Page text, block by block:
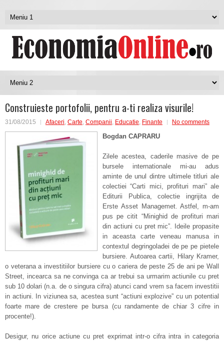
Construieste portofolii, pentru a-ti realiza visurile!
31/08/2015 Afaceri, Carte, Companii, Educatie, Finante No comments
Bogdan CAPRARU
Zilele acestea, caderile masive de pe
bursele internationale mi-au adus
aminte de unul dintre ultimele titluri ale
colectiei “Carti mici, profituri mari” ale
Editurii Publica, colectie ingrijita de
Erste Asset Managemet. Astfel, m-am
pus pe citit “Minighid de profituri mari
din actiuni cu pret mic”. Ideile propasite
in aceasta carte veneau manusa in
contextul degringoladei de pe pe pietele
bursiere. Autoarea cartii, Hilary Kramer,
o veterana a investitiilor bursiere cu o cariera de peste 25 de ani pe Wall
Street, incearca sa ne convinga ca ar trebui sa urmarim actiunile cu pret
sub 10 dolari (n.a. de o singura cifra) atunci cand vrem sa facem investitii
in actiuni. In viziunea sa, acestea sunt “actiuni explozive” cu un potential
foarte mare de crestere pe bursa (cu randamente de chiar 3 cifre in
procente!).
Desigur, nu orice actiune cu pret exprimat intr-o cifra intra in categoria